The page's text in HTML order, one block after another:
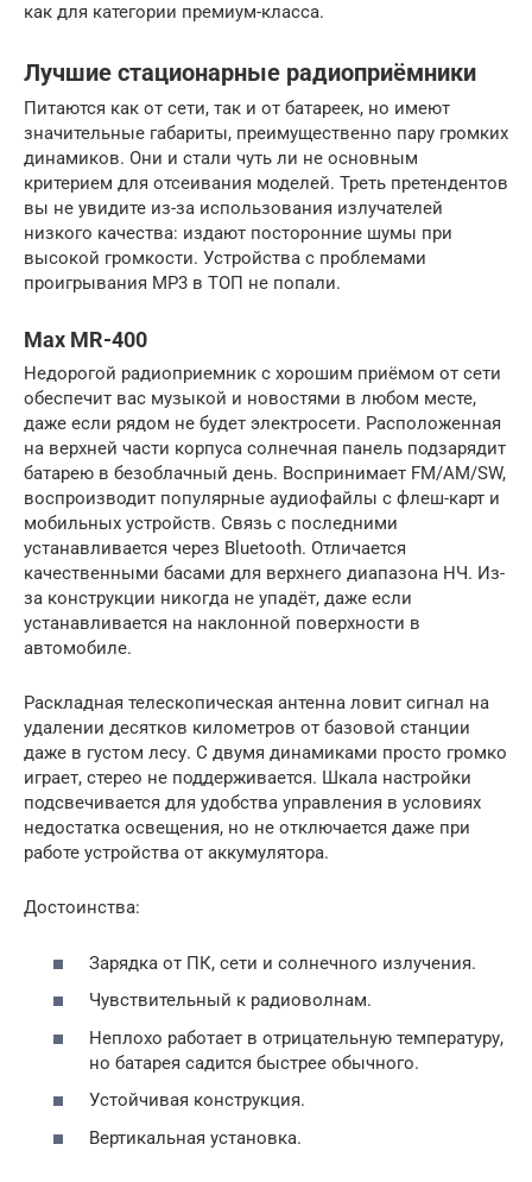
как для категории премиум-класса.
Лучшие стационарные радиоприёмники
Питаются как от сети, так и от батареек, но имеют
значительные габариты, преимущественно пару громких
динамиков. Они и стали чуть ли не основным
критерием для отсеивания моделей. Треть претендентов
вы не увидите из-за использования излучателей
низкого качества: издают посторонние шумы при
высокой громкости. Устройства с проблемами
проигрывания MP3 в ТОП не попали.
Max MR-400
Недорогой радиоприемник с хорошим приёмом от сети
обеспечит вас музыкой и новостями в любом месте,
даже если рядом не будет электросети. Расположенная
на верхней части корпуса солнечная панель подзарядит
батарею в безоблачный день. Воспринимает FM/AM/SW,
воспроизводит популярные аудиофайлы с флеш-карт и
мобильных устройств. Связь с последними
устанавливается через Bluetooth. Отличается
качественными басами для верхнего диапазона НЧ. Из-
за конструкции никогда не упадёт, даже если
устанавливается на наклонной поверхности в
автомобиле.
Раскладная телескопическая антенна ловит сигнал на
удалении десятков километров от базовой станции
даже в густом лесу. С двумя динамиками просто громко
играет, стерео не поддерживается. Шкала настройки
подсвечивается для удобства управления в условиях
недостатка освещения, но не отключается даже при
работе устройства от аккумулятора.
Достоинства:
Зарядка от ПК, сети и солнечного излучения.
Чувствительный к радиоволнам.
Неплохо работает в отрицательную температуру,
но батарея садится быстрее обычного.
Устойчивая конструкция.
Вертикальная установка.